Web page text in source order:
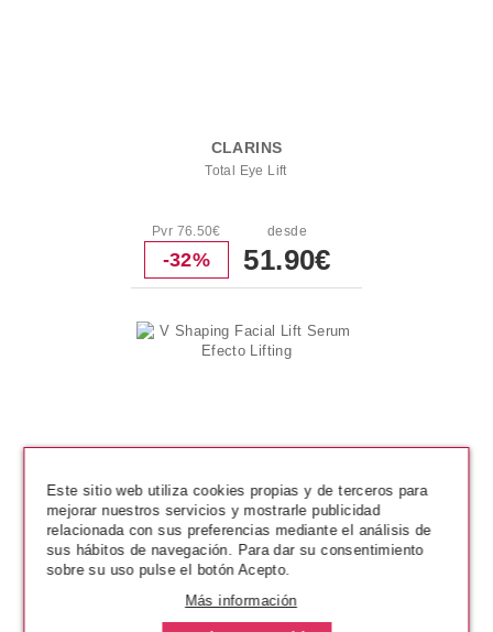
CLARINS
Total Eye Lift
Pvr 76.50€
-32%
desde
51.90€
CLARINS
V Shaping Facial Lift Serum
Efecto Lifting
Este sitio web utiliza cookies propias y de terceros para
mejorar nuestros servicios y mostrarle publicidad
relacionada con sus preferencias mediante el análisis de
sus hábitos de navegación. Para dar su consentimiento
sobre su uso pulse el botón Acepto.
Más información